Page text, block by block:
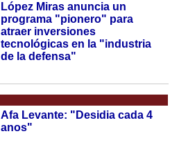
López Miras anuncia un
programa "pionero" para
atraer inversiones
tecnológicas en la "industria
de la defensa"
Afa Levante: "Desidia cada 4
anos"